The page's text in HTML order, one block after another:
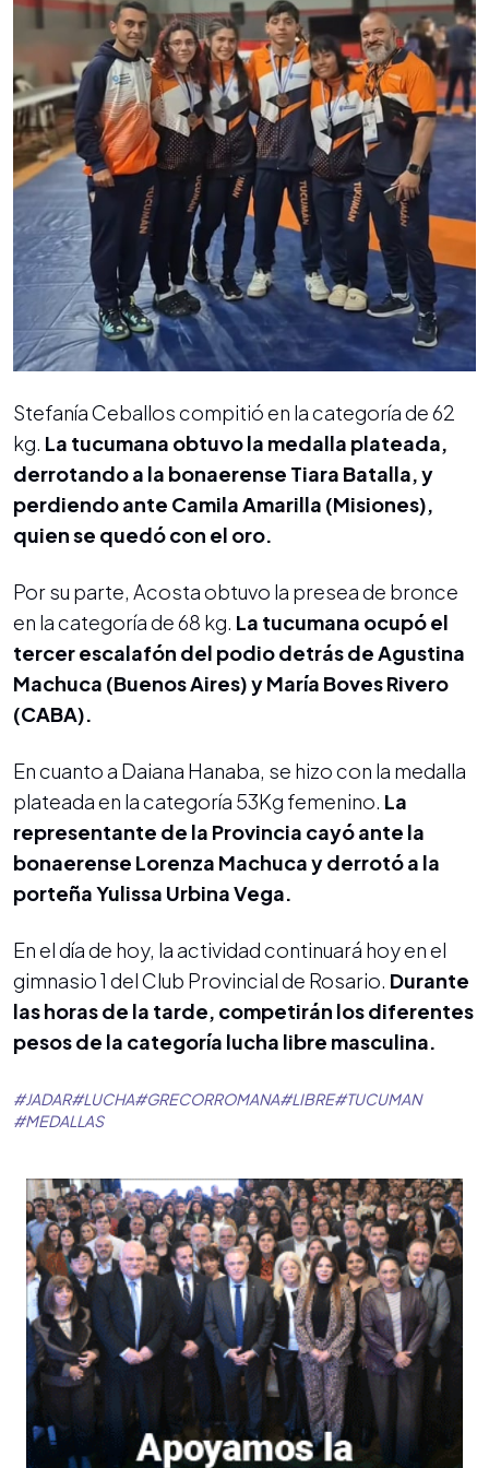
Stefanía Ceballos compitió en la categoría de 62
kg. La tucumana obtuvo la medalla plateada,
derrotando a la bonaerense Tiara Batalla, y
perdiendo ante Camila Amarilla (Misiones),
quien se quedó con el oro.
Por su parte, Acosta obtuvo la presea de bronce
en la categoría de 68 kg. La tucumana ocupó el
tercer escalafón del podio detrás de Agustina
Machuca (Buenos Aires) y María Boves Rivero
(CABA).
En cuanto a Daiana Hanaba, se hizo con la medalla
plateada en la categoría 53Kg femenino. La
representante de la Provincia cayó ante la
bonaerense Lorenza Machuca y derrotó a la
porteña Yulissa Urbina Vega.
En el día de hoy, la actividad continuará hoy en el
gimnasio 1 del Club Provincial de Rosario. Durante
las horas de la tarde, competirán los diferentes
pesos de la categoría lucha libre masculina.
#JADAR#LUCHA#GRECORROMANA#LIBRE#TUCUMAN
#MEDALLAS